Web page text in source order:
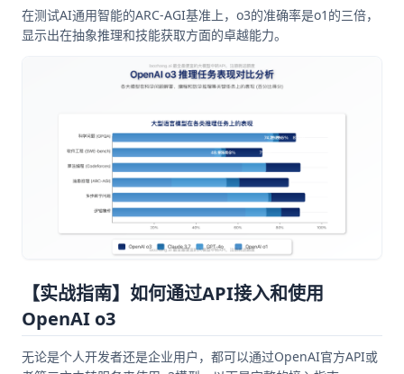
在测试AI通用智能的ARC-AGI基准上，o3的准确率是o1的三倍，
显示出在抽象推理和技能获取方面的卓越能力。
【实战指南】如何通过API接入和使用
OpenAI o3
无论是个人开发者还是企业用户，都可以通过OpenAI官方API或